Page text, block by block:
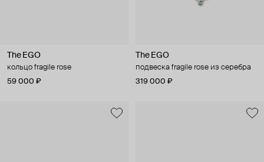
The EGO
кольцо fragile rose
59 000 ₽
The EGO
подвеска fragile rose из серебра
319 000 ₽